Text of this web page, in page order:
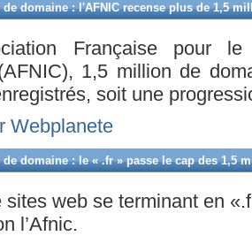
de domaine : l'AFNIC recense plus de 1,5
Française pour
1,5 million de
soit une
Webplanete
de domaine : le « .fr » passe le cap des 1,5
sites web se terminant en
l’Afnic.